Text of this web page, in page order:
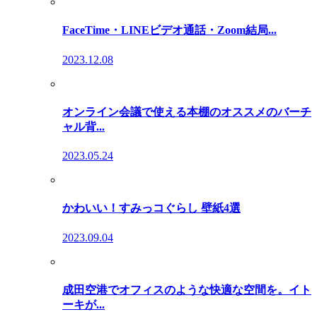
FaceTime・LINEビデオ通話・Zoom結局...
2023.12.08
オンライン会議で使える本棚のオススメのバーチ
ャル背...
2023.05.24
かわいい！すみっコぐらし 壁紙4選
2023.09.04
成田空港でオフィスのような快適な空間を。イト
ーキが...